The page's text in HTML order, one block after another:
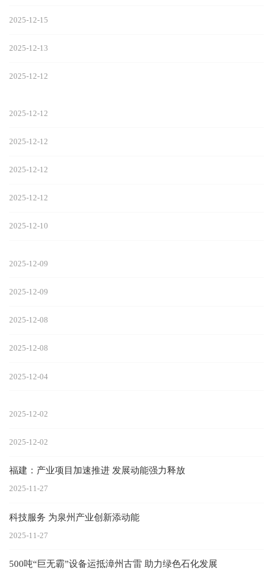
2025-12-15
2025-12-13
2025-12-12
2025-12-12
2025-12-12
2025-12-12
2025-12-12
2025-12-10
2025-12-09
2025-12-09
2025-12-08
2025-12-08
2025-12-04
2025-12-02
2025-12-02
福建：产业项目加速推进 发展动能强力释放
2025-11-27
科技服务 为泉州产业创新添动能
2025-11-27
500吨“巨无霸”设备运抵漳州古雷 助力绿色石化发展